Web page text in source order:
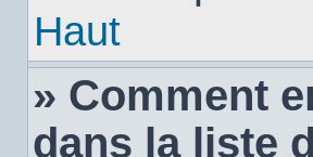
Haut
» Comment
dans la liste